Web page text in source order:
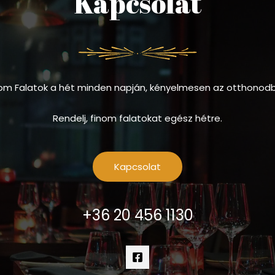
Falatok a hét minden napján, kényelmesen az
Rendelj, finom falatokat egész hétre.
Kapcsolat
+36 20 456 1130